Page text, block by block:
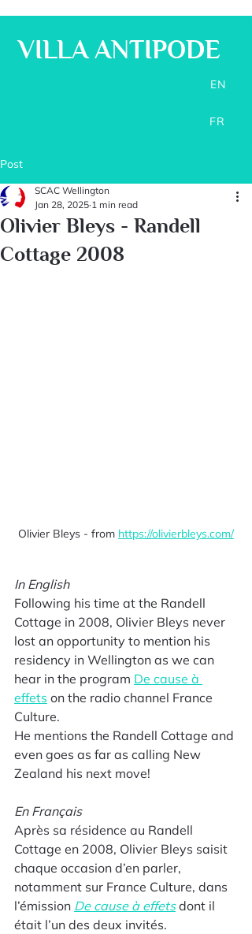
VILLA ANTIPODE
EN
FR
Post
Olivier Bleys - Randell
Cottage 2008
SCAC Wellington
Jan 28, 2025 1 min read
Olivier Bleys - from https://olivierbleys.com/
In English
Following his time at the Randell
Cottage in 2008, Olivier Bleys never
lost an opportunity to mention his
residency in Wellington as we can
hear in the program De cause à
effets on the radio channel France
Culture.
He mentions the Randell Cottage and
even goes as far as calling New
Zealand his next move!
En Français
Après sa résidence au Randell
Cottage en 2008, Olivier Bleys saisit
chaque occasion d’en parler,
notamment sur France Culture, dans
l’émission De cause à effets dont il
était l’un des deux invités.